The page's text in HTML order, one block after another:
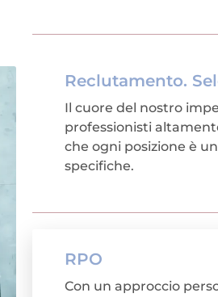
Reclutamento.
Il cuore del nostro
professionisti
che ogni posizione è
specifiche.
RPO
Con un approccio